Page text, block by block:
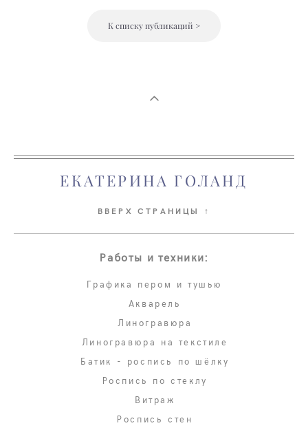
К списку публикаций >
ЕКАТЕРИНА ГОЛАНД
ВВЕРХ СТРАНИЦЫ ↑
Работы и техники:
Графика пером и тушью
Акварель
Линогравюра
Линогравюра на текстиле
Батик - роспись по шёлку
Роспись по стеклу
Витраж
Роспись стен